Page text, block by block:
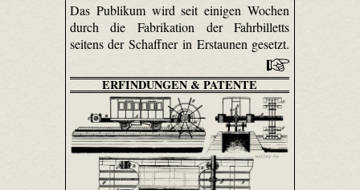
Das Publikum wird seit einigen Wochen
durch die Fabrikation der Fahrbilletts
seitens der Schaffner in Erstaunen gesetzt.
ERFINDUNGEN & PATENTE